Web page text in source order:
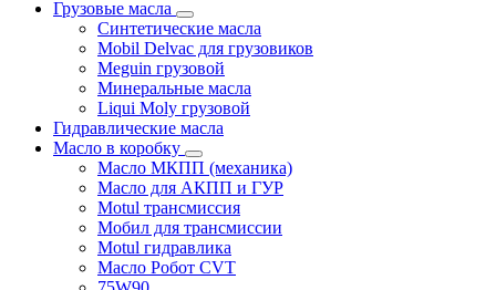
Грузовые масла
Синтетические масла
Mobil Delvac для грузовиков
Meguin грузовой
Минеральные масла
Liqui Moly грузовой
Гидравлические масла
Масло в коробку
Масло МКПП (механика)
Масло для АКПП и ГУР
Motul трансмиссия
Мобил для трансмиссии
Motul гидравлика
Масло Робот CVT